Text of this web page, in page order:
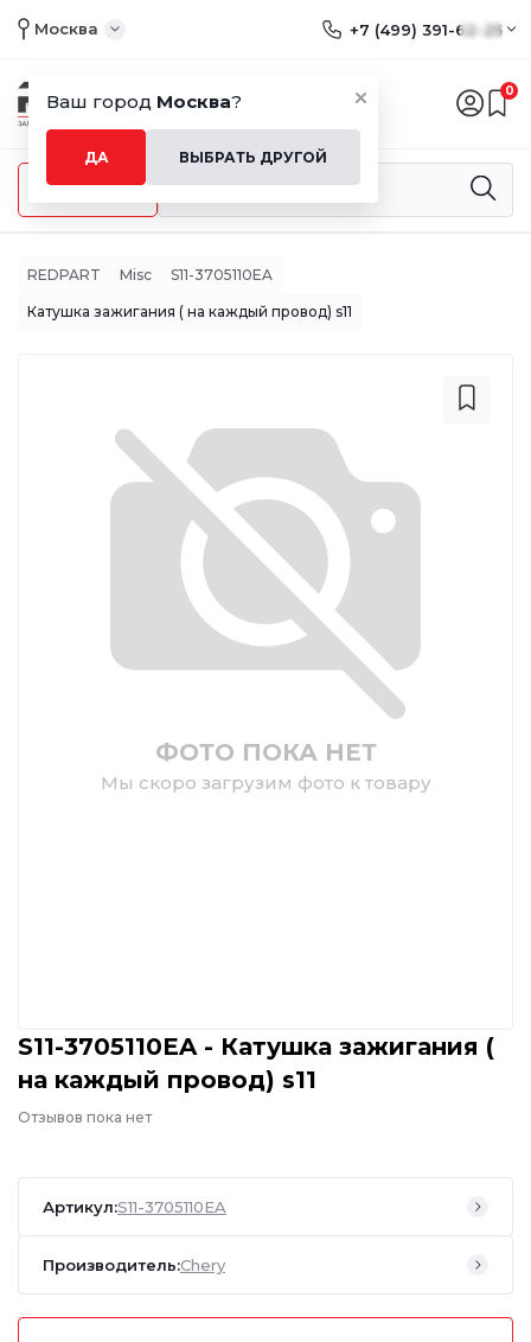
Ваш город Москва?
ДА ВЫБРАТЬ ДРУГОЙ
Москва +7 (499) 391-62-25
0
Меню
REDPART Misc S11-3705110EA
Катушка зажигания ( на каждый провод) s11
ФОТО ПОКА НЕТ
Мы скоро загрузим фото к товару
S11-3705110EA - Катушка зажигания (
на каждый провод) s11
Отзывов пока нет
Артикул:S11-3705110EA
Производитель:Chery